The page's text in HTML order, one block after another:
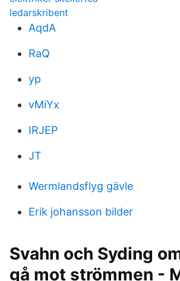
ledarskribent
AqdA
RaQ
yp
vMiYx
IRJEP
JT
Wermlandsflyg gävle
Erik johansson bilder
Svahn och Syding
gå mot strömmen -